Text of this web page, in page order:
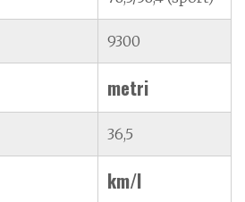
9300
metri
36,5
km/l